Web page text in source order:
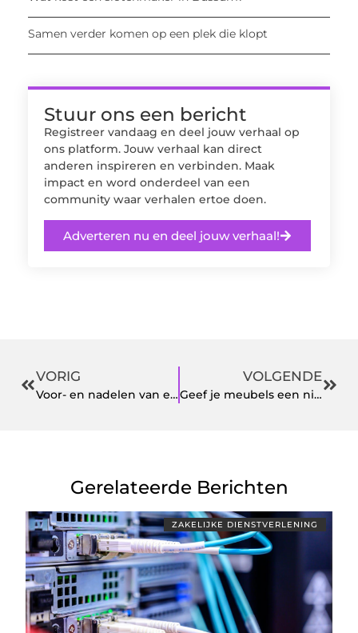
Samen verder komen op een plek die klopt
Stuur ons een bericht
Registreer vandaag en deel jouw verhaal op
ons platform. Jouw verhaal kan direct
anderen inspireren en verbinden. Maak
impact en word onderdeel van een
community waar verhalen ertoe doen.
Adverteren nu en deel jouw verhaal!
VORIG
Voor- en nadelen van een boek uitgeven zonder uitgeverij
VOLGENDE
Geef je meubels een nieuwe look met een meubelrestauratie
Gerelateerde Berichten
ZAKELIJKE DIENSTVERLENING